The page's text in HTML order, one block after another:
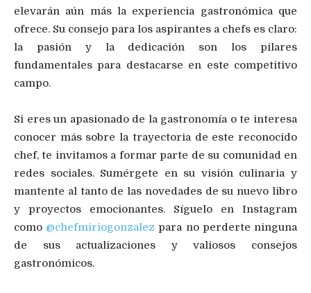
elevarán aún más la experiencia gastronómica que
ofrece. Su consejo para los aspirantes a chefs es claro:
la pasión y la dedicación son los pilares
fundamentales para destacarse en este competitivo
campo.
Si eres un apasionado de la gastronomía o te interesa
conocer más sobre la trayectoria de este reconocido
chef, te invitamos a formar parte de su comunidad en
redes sociales. Sumérgete en su visión culinaria y
mantente al tanto de las novedades de su nuevo libro
y proyectos emocionantes. Síguelo en Instagram
como @chefmiriogonzalez para no perderte ninguna
de sus actualizaciones y valiosos consejos
gastronómicos.